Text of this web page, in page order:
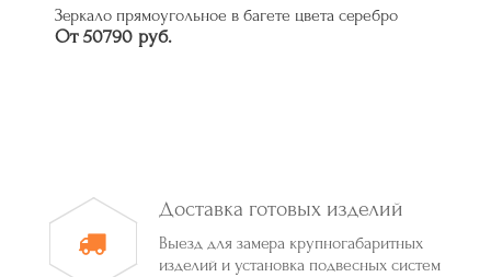
Зеркало прямоугольное в багете цвета серебро
От 50790 руб.
Доставка готовых изделий
Выезд для замера крупногабаритных
изделий и установка подвесных систем